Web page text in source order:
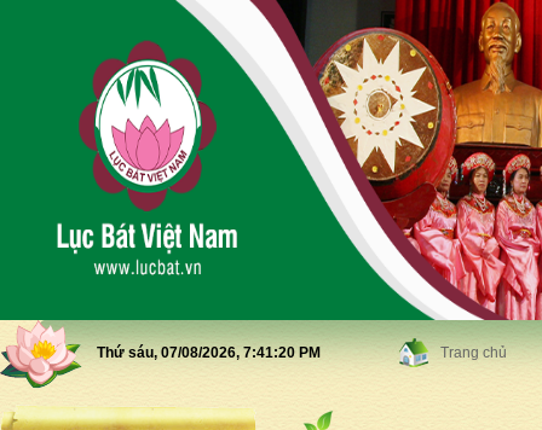
Thứ sáu, 07/08/2026, 7:41:22 PM Trang chủ